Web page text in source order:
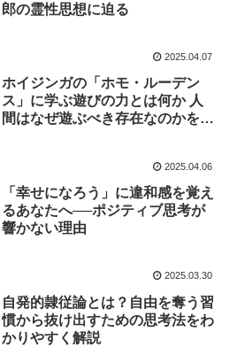
郎の霊性思想に迫る
2025.04.07
ホイジンガの「ホモ・ルーデン
ス」に学ぶ遊びの力とは何か 人
間はなぜ遊ぶべき存在なのかを解
2025.04.06
「幸せになろう」に違和感を覚え
るあなたへ──ポジティブ思考が
響かない理由
2025.03.30
自発的隷従論とは？自由を奪う習
慣から抜け出すための思考法をわ
かりやすく解説